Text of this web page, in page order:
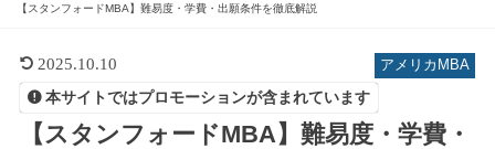
【スタンフォードMBA】難易度・学費・出願条件を徹底解説
アメリカMBA
2025.10.10
本サイトではプロモーションが含まれています
【スタンフォードMBA】難易度・学費・